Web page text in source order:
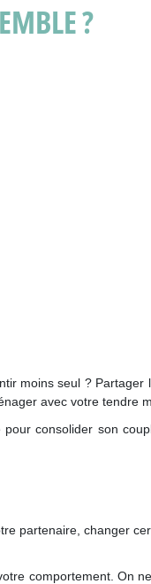
?
moins seul ?
avec votre tendre
consolider son
partenaire, changer
comportement. On